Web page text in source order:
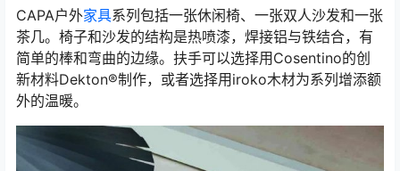
CAPA户外家具系列包括一张休闲椅、一张双人沙发和一张
茶几。椅子和沙发的结构是热喷漆，焊接铝与铁结合，有
简单的棒和弯曲的边缘。扶手可以选择用Cosentino的创
新材料Dekton®制作，或者选择用iroko木材为系列增添额
外的温暖。